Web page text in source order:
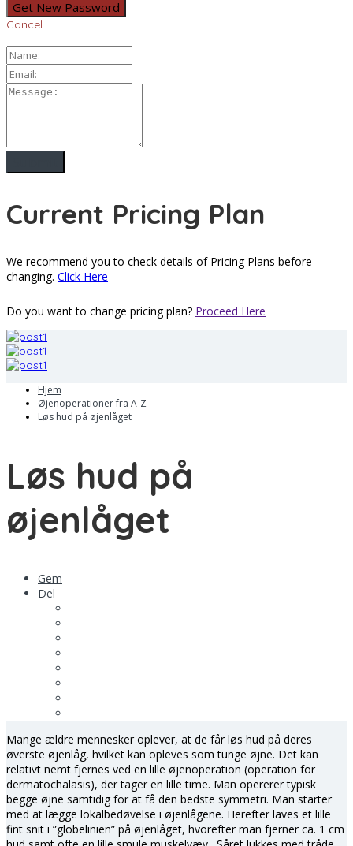
Cancel
Current Pricing Plan
We recommend you to check details of Pricing Plans before
changing. Click Here
Do you want to change pricing plan? Proceed Here
Hjem
Øjenoperationer fra A-Z
Løs hud på øjenlåget
Løs hud på
øjenlåget
Gem
Del
Mange ældre mennesker oplever, at de får løs hud på deres
øverste øjenlåg, hvilket kan opleves som tunge øjne. Det kan
relativt nemt fjernes ved en lille øjenoperation (operation for
dermatochalasis), der tager en lille time. Man opererer typisk
begge øjne samtidig for at få den bedste symmetri. Man starter
med at lægge lokalbedøvelse i øjenlågene. Herefter laves et lille
fint snit i ”globelinien” på øjenlåget, hvorefter man fjerner ca. 1 cm